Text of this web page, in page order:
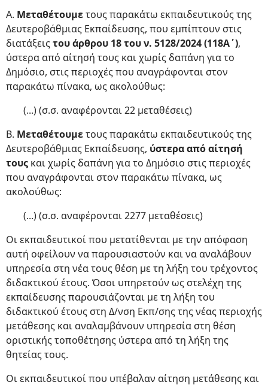
Α. Μεταθέτουμετους παρακάτω εκπαιδευτικούς της
Δευτεροβάθμιας Εκπαίδευσης, που εμπίπτουν στις
διατάξειςτου άρθρου 18 του ν. 5128/2024 (118Α΄),
ύστερα από αίτησή τους και χωρίς δαπάνη για το
Δημόσιο, στις περιοχές που αναγράφονται στον
παρακάτω πίνακα, ως ακολούθως:
(...) (σ.σ. αναφέρονται 22 μεταθέσεις)
Β. Μεταθέτουμετους παρακάτω εκπαιδευτικούς της
Δευτεροβάθμιας Εκπαίδευσης, ύστερα από αίτησή
τους και χωρίς δαπάνη για το Δημόσιο στις περιοχές
που αναγράφονται στον παρακάτω πίνακα, ως
ακολούθως:
(...) (σ.σ. αναφέρονται 2277 μεταθέσεις)
Οι εκπαιδευτικοί που μετατίθενται με την απόφαση
αυτή οφείλουν να παρουσιαστούν και να αναλάβουν
υπηρεσία στη νέα τους θέση με τη λήξη του τρέχοντος
διδακτικού έτους. Όσοι υπηρετούν ως στελέχη της
εκπαίδευσης παρουσιάζονται με τη λήξη του
διδακτικού έτους στη Δ/νση Εκπ/σης της νέας περιοχής
μετάθεσης και αναλαμβάνουν υπηρεσία στη θέση
οριστικής τοποθέτησης ύστερα από τη λήξη της
θητείας τους.
Οι εκπαιδευτικοί που υπέβαλαν αίτηση μετάθεσης και